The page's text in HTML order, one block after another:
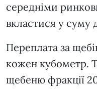
середніми
вкластися у суму
Переплата за
кожен кубометр.
щебеню фракції